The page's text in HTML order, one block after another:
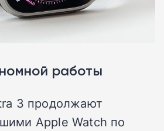
работы
3 продолжают
Apple Watch по